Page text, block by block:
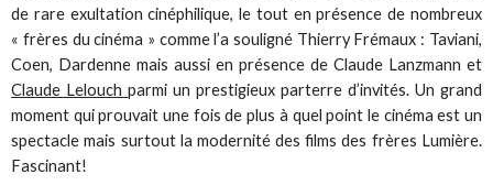
de rare exultation cinéphilique, le tout en présence de nombreux
« frères du cinéma » comme l’a souligné Thierry Frémaux : Taviani,
Coen, Dardenne mais aussi en présence de Claude Lanzmann et
Claude Lelouchparmi un prestigieux parterre d’invités. Un grand
moment qui prouvait une fois de plus à quel point le cinéma est un
spectacle mais surtout la modernité des films des frères Lumière.
Fascinant!